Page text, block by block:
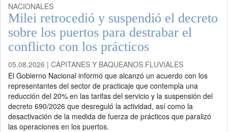
NACIONALES
Milei retrocedió y suspendió el decreto
sobre los puertos para destrabar el
conflicto con los prácticos
05.08.2026 | CAPITANES Y BAQUEANOS FLUVIALES
El Gobierno Nacional informó que alcanzó un acuerdo con los
representantes del sector de practicaje que contempla una
reducción del 20% en las tarifas del servicio y la suspensión del
decreto 690/2026 que desreguló la actividad, así como la
desactivación de la medida de fuerza de prácticos que paralizó
las operaciones en los puertos.